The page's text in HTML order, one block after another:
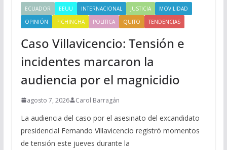
ECUADOR EEUU INTERNACIONAL JUSTICIA
MOVILIDAD
OPINIÓN
PICHINCHA POLITICA QUITO TENDENCIAS
Caso Villavicencio: Tensión e
incidentes marcaron la
audiencia por el magnicidio
agosto 7, 2026 Carol Barragán
La audiencia del caso por el asesinato del excandidato
presidencial Fernando Villavicencio registró momentos
de tensión este jueves durante la